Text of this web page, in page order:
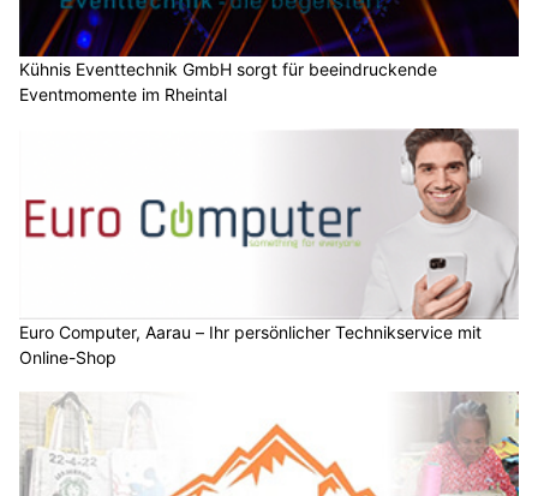
Kühnis Eventtechnik GmbH sorgt für beeindruckende
Eventmomente im Rheintal
Euro Computer, Aarau – Ihr persönlicher Technikservice mit
Online-Shop